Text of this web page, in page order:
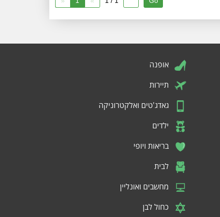
אופנה
תיירות
גאדג'טים ואלקטרוניקה
ילדים
בריאות ויופי
לבית
מחשבים ואונליין
כחול לבן